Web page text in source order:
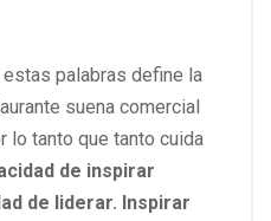
palabras define la
suena comercial
lo tanto que tanto cuida
de inspirar
de liderar. Inspirar